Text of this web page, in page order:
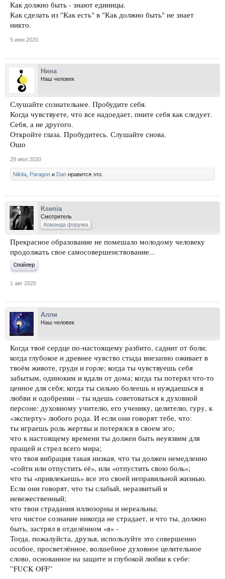
Как должно быть - знают единицы.
Как сделать из "Как есть" в "Как должно быть" не знает
никто.
5 июн 2020
Нина
Наш человек
Слушайте сознательнее. Пробудите себя.
Когда чувствуете, что все надоедает, пните себя как следует.
Себя, а не другого.
Откройте глаза. Пробудитесь. Слушайте снова.
Ошо
29 июл 2020
Nikita Paragon и Dan нравится это.
Ksenia
Смотритель
Команда форума
Прекрасное образование не помешало молодому человеку
продолжать свое самосовершенствование...
Спойлер
1 авг 2020
Алли
Наш человек
Когда твоё сердце по-настоящему разбито, саднит от боли;
когда глубокое и древнее чувство стыда внезапно оживает в
твоём животе, груди и горле; когда ты чувствуешь себя
забытым, одиноким и вдали от дома; когда ты потерял что-то
ценное для себя; когда ты сильно болеешь и нуждаешься в
любви и одобрении – ты идешь советоваться к духовной
персоне: духовному учителю, его ученику, целителю, гуру, к
«эксперту» любого рода. И если они говорят тебе, что:
ты играешь роль жертвы и потерялся в своем эго;
что к настоящему времени ты должен быть неуязвим для
пращей и стрел всего мира;
что твоя вибрация такая низкая, что ты должен немедленно
«сойти или отпустить её», или «отпустить свою боль»;
что ты «привлекаешь» все это своей неправильной жизнью.
Если они говорят, что ты слабый, неразвитый и
невежественный;
что твои страдания иллюзорны и нереальны;
что чистое сознание никогда не страдает, и что ты, должно
быть, застрял в отделённом «я» -
Тогда, пожалуйста, друзья, используйте это совершенно
особое, просветлённое, волшебное духовное целительное
слово, основанное на защите и глубокой любви к себе:
”FUCK OFF”